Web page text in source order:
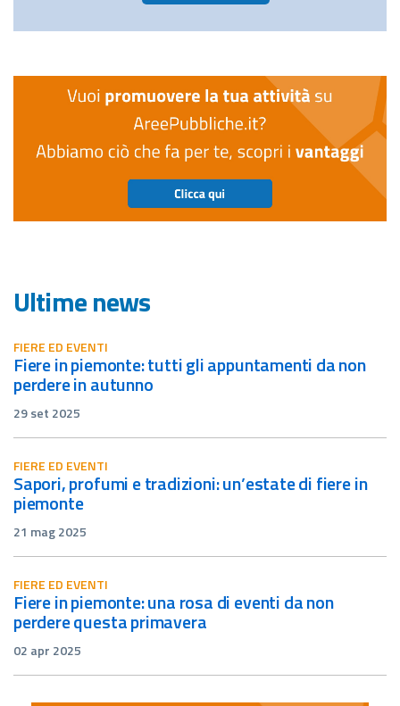
Ultime news
FIERE ED EVENTI
fiere in piemonte: tutti gli appuntamenti da non
perdere in autunno
29 set 2025
FIERE ED EVENTI
sapori, profumi e tradizioni: un’estate di fiere in
piemonte
21 mag 2025
FIERE ED EVENTI
fiere in piemonte: una rosa di eventi da non
perdere questa primavera
02 apr 2025